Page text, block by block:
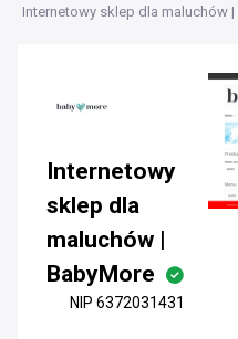
Internetowy sklep dla maluchów |
Internetowy
sklep dla
maluchów |
BabyMore
NIP 6372031431